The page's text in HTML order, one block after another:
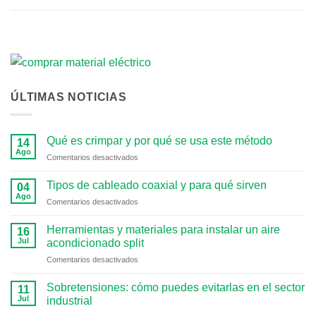
ÚLTIMAS NOTICIAS
14
Ago
Qué es crimpar y por qué se usa este método
Comentarios desactivados
qué
se
04
Ago
Tipos de cableado coaxial y para qué sirven
Comentarios desactivados
de
cableado
coaxial
qué
16
Jul
Herramientas y materiales para instalar un aire
acondicionado split
Comentarios desactivados
y
materiales
11
Jul
Sobretensiones: cómo puedes evitarlas en el sector
industrial